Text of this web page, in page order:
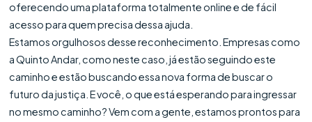
oferecendo uma plataforma totalmente online e de fácil
acesso para quem precisa dessa ajuda.
Estamos orgulhosos desse reconhecimento. Empresas como
a Quinto Andar, como neste caso, já estão seguindo este
caminho e estão buscando essa nova forma de buscar o
futuro da justiça. E você, o que está esperando para ingressar
no mesmo caminho? Vem com a gente, estamos prontos para